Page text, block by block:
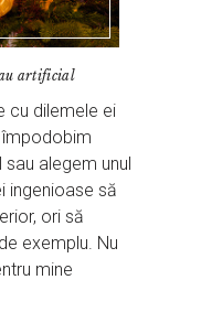
artificial
cu dilemele ei
alegem unul
ingenioase să
ori să
exemplu. Nu
mine